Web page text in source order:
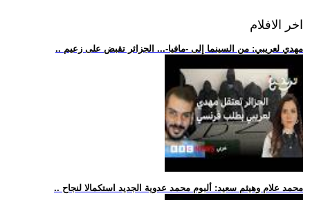
اخر الافلام
.. مهدي لعريبي: من السينما إلى -مافيا-... الجزائر تقبض على زعيم
.. محمد علام وهيثم سعيد: ألبوم محمد عدوية الجديد استكمالا لنجاح